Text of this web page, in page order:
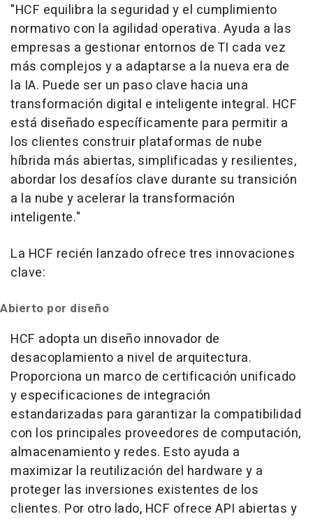
"HCF equilibra la seguridad y el cumplimiento
normativo con la agilidad operativa. Ayuda a las
empresas a gestionar entornos de TI cada vez
más complejos y a adaptarse a la nueva era de
la IA. Puede ser un paso clave hacia una
transformación digital e inteligente integral. HCF
está diseñado específicamente para permitir a
los clientes construir plataformas de nube
híbrida más abiertas, simplificadas y resilientes,
abordar los desafíos clave durante su transición
a la nube y acelerar la transformación
inteligente."
La HCF recién lanzado ofrece tres innovaciones
clave:
Abierto por diseño
HCF adopta un diseño innovador de
desacoplamiento a nivel de arquitectura.
Proporciona un marco de certificación unificado
y especificaciones de integración
estandarizadas para garantizar la compatibilidad
con los principales proveedores de computación,
almacenamiento y redes. Esto ayuda a
maximizar la reutilización del hardware y a
proteger las inversiones existentes de los
clientes. Por otro lado, HCF ofrece API abiertas y